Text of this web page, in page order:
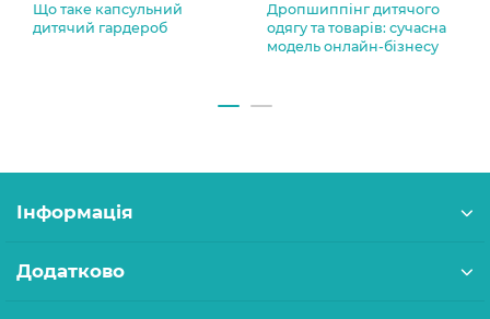
Що таке капсульний
дитячий гардероб
Дропшиппінг дитячого
одягу та товарів: сучасна
модель онлайн-бізнесу
Інформація
Додатково